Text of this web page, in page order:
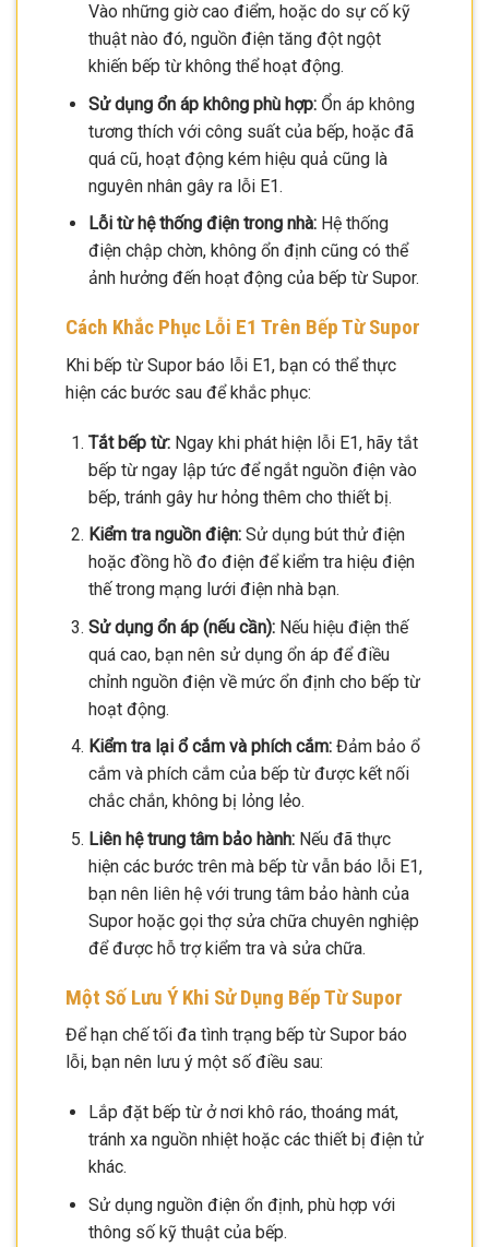
Vào những giờ cao điểm, hoặc do sự cố kỹ
thuật nào đó, nguồn điện tăng đột ngột
khiến bếp từ không thể hoạt động.
Sử dụng ổn áp không phù hợp:Ổn áp không
tương thích với công suất của bếp, hoặc đã
quá cũ, hoạt động kém hiệu quả cũng là
nguyên nhân gây ra lỗi E1.
Lỗi từ hệ thống điện trong nhà:Hệ thống
điện chập chờn, không ổn định cũng có thể
ảnh hưởng đến hoạt động của bếp từ Supor.
Cách Khắc Phục Lỗi E1 Trên Bếp Từ Supor
Khi bếp từ Supor báo lỗi E1, bạn có thể thực
hiện các bước sau để khắc phục:
Tắt bếp từ:Ngay khi phát hiện lỗi E1, hãy tắt
bếp từ ngay lập tức để ngắt nguồn điện vào
bếp, tránh gây hư hỏng thêm cho thiết bị.
Kiểm tra nguồn điện:Sử dụng bút thử điện
hoặc đồng hồ đo điện để kiểm tra hiệu điện
thế trong mạng lưới điện nhà bạn.
Sử dụng ổn áp (nếu cần):Nếu hiệu điện thế
quá cao, bạn nên sử dụng ổn áp để điều
chỉnh nguồn điện về mức ổn định cho bếp từ
hoạt động.
Kiểm tra lại ổ cắm và phích cắm:Đảm bảo ổ
cắm và phích cắm của bếp từ được kết nối
chắc chắn, không bị lỏng lẻo.
Liên hệ trung tâm bảo hành:Nếu đã thực
hiện các bước trên mà bếp từ vẫn báo lỗi E1,
bạn nên liên hệ với trung tâm bảo hành của
Supor hoặc gọi thợ sửa chữa chuyên nghiệp
để được hỗ trợ kiểm tra và sửa chữa.
Một Số Lưu Ý Khi Sử Dụng Bếp Từ Supor
Để hạn chế tối đa tình trạng bếp từ Supor báo
lỗi, bạn nên lưu ý một số điều sau:
Lắp đặt bếp từ ở nơi khô ráo, thoáng mát,
tránh xa nguồn nhiệt hoặc các thiết bị điện tử
khác.
Sử dụng nguồn điện ổn định, phù hợp với
thông số kỹ thuật của bếp.